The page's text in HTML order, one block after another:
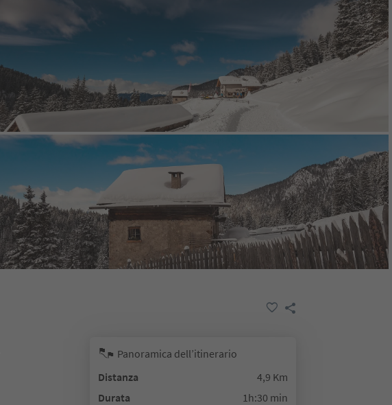
Panoramica dell’itinerario
Distanza
4,9 Km
Durata
1h:30 min